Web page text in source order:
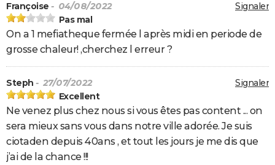
Signaler
Françoise - 04/08/2022
Pas mal
On a 1 mefiatheque fermée l après midi en periode de
grosse chaleur! ,cherchez l erreur ?
Signaler
Steph - 27/07/2022
Excellent
Ne venez plus chez nous si vous êtes pas content ... on
sera mieux sans vous dans notre ville adorée. Je suis
ciotaden depuis 40ans , et tout les jours je me dis que
j’ai de la chance !!!